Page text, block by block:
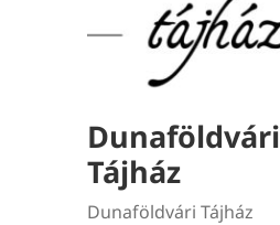
Dunaföldvári
Tájház
Dunaföldvári Tájház